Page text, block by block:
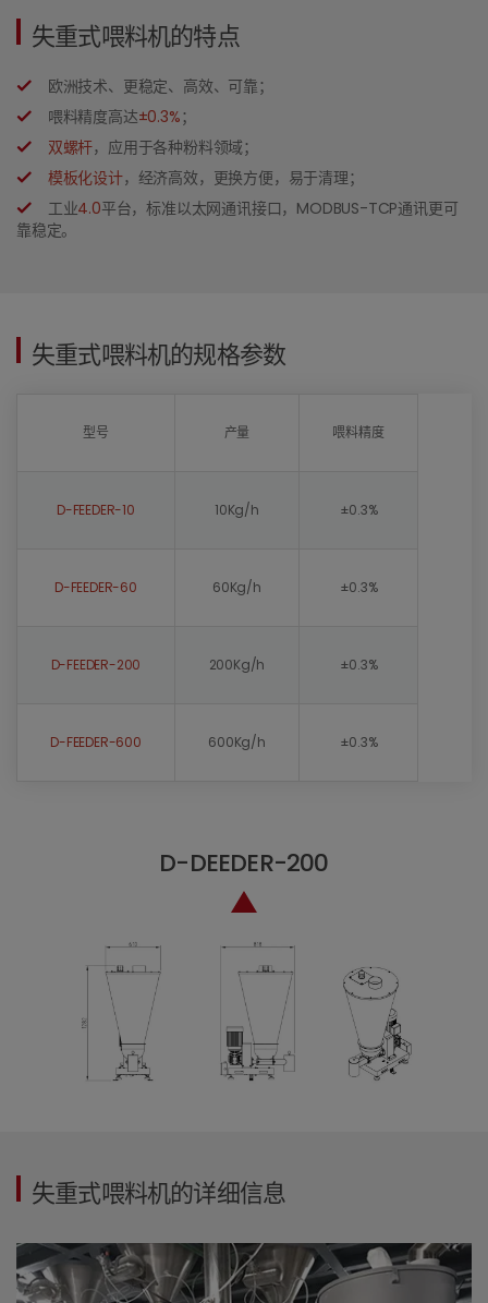
失重式喂料机的特点
欧洲技术、更稳定、高效、可靠；
喂料精度高达±0.3%；
双螺杆，应用于各种粉料领域；
模板化设计，经济高效，更换方便，易于清理；
工业4.0平台，标准以太网通讯接口，MODBUS-TCP通讯更可
靠稳定。
失重式喂料机的规格参数
型号 产量 喂料精度
D-FEEDER-10 10Kg/h ±0.3%
D-FEEDER-60 60Kg/h ±0.3%
D-FEEDER-200 200Kg/h ±0.3%
D-FEEDER-600 600Kg/h ±0.3%
D-DEEDER-200
失重式喂料机的详细信息